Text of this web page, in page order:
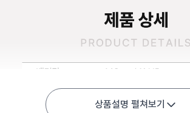
상품설명 펼쳐보기